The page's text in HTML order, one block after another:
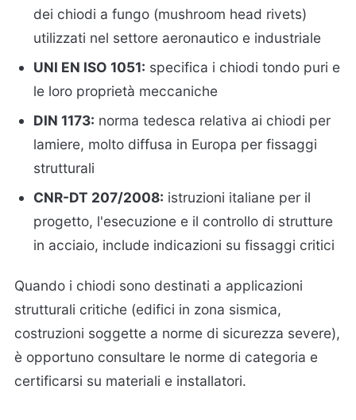
dei chiodi a fungo (mushroom head rivets)
utilizzati nel settore aeronautico e industriale
UNI EN ISO 1051: specifica i chiodi tondo puri e
le loro proprietà meccaniche
DIN 1173: norma tedesca relativa ai chiodi per
lamiere, molto diffusa in Europa per fissaggi
strutturali
CNR-DT 207/2008: istruzioni italiane per il
progetto, l'esecuzione e il controllo di strutture
in acciaio, include indicazioni su fissaggi critici
Quando i chiodi sono destinati a applicazioni
strutturali critiche (edifici in zona sismica,
costruzioni soggette a norme di sicurezza severe),
è opportuno consultare le norme di categoria e
certificarsi su materiali e installatori.